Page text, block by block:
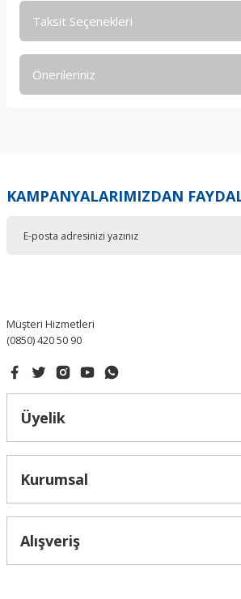
Taksit Seçenekleri
Önerileriniz
Ürün resmi kalitesiz, bozuk veya
KAMPANYALARIMIZDAN
Müşteri Hizmetleri
(0850) 420 50 90
Üyelik
Kurumsal
Alışveriş